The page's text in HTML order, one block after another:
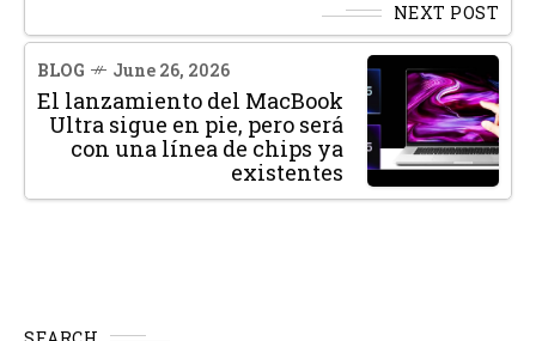
NEXT POST
BLOG June 26, 2026
El lanzamiento del MacBook
Ultra sigue en pie, pero será
con una línea de chips ya
existentes